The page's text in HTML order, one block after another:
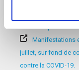
Pourquoi la
Manifestations
juillet, sur fond de
contre la COVID-19.